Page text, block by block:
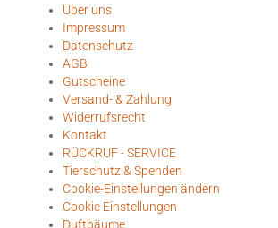
Über uns
Impressum
Datenschutz
AGB
Gutscheine
Versand- & Zahlung
Widerrufsrecht
Kontakt
RÜCKRUF - SERVICE
Tierschutz & Spenden
Cookie-Einstellungen ändern
Cookie Einstellungen
Duftbäume